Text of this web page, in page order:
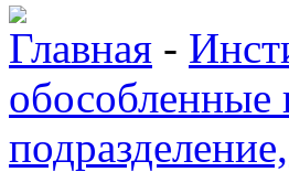
Главная -
обособленные